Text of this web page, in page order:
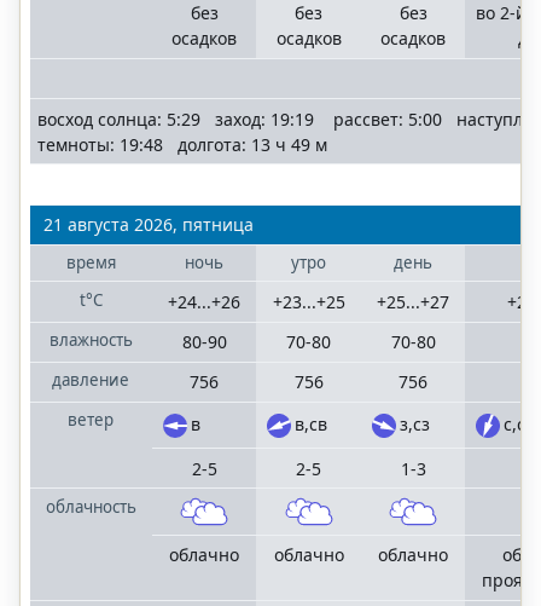
без
осадков
без
осадков
без
осадков
во 2-й
восход солнца: 5:29 заход: 19:19 рассвет: 5:00
темноты: 19:48 долгота: 13 ч 49 м
21 августа 2026, пятница
время
t°C
влажность
давление
ветер
облачность
ночь
+24...+26
80-90
756
в
2-5
облачно
утро
+23...+25
70-80
756
в,св
2-5
облачно
день
+25...+27
70-80
756
з,сз
1-3
облачно
с,св